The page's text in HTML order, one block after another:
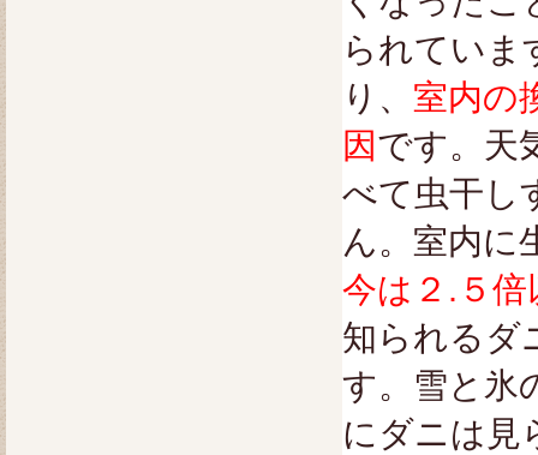
られていま
り、 室内の
因です。天
べて虫干し
ん。室内に
今は２.５倍
知られるダ
す。雪と氷
にダニは見